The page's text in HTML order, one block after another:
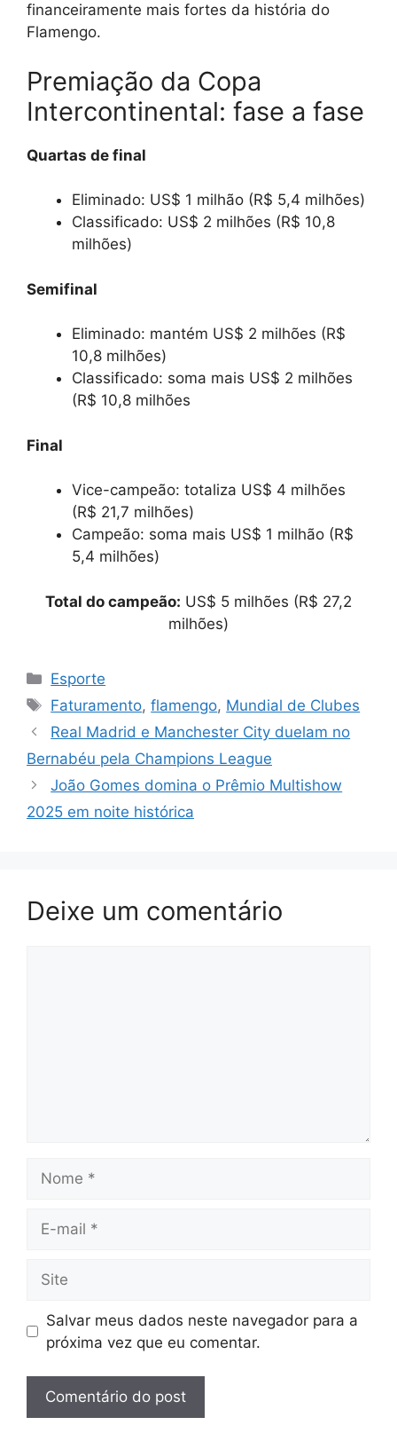
financeiramente mais fortes da história do
Flamengo.
Premiação da Copa
Intercontinental: fase a fase
Quartas de final
Eliminado: US$ 1 milhão (R$ 5,4 milhões)
Classificado: US$ 2 milhões (R$ 10,8
milhões)
Semifinal
Eliminado: mantém US$ 2 milhões (R$
10,8 milhões)
Classificado: soma mais US$ 2 milhões
(R$ 10,8 milhões
Final
Vice-campeão: totaliza US$ 4 milhões
(R$ 21,7 milhões)
Campeão: soma mais US$ 1 milhão (R$
5,4 milhões)
Total do campeão: US$ 5 milhões (R$ 27,2
milhões)
Categorias
Esporte
Tags
Faturamento,flamengo, Mundial de Clubes
Real Madrid e Manchester City duelam no
Bernabéu pela Champions League
João Gomes domina o Prêmio Multishow
2025 em noite histórica
Deixe um comentário
mail
Salvar meus dados neste navegador para a
próxima vez que eu comentar.